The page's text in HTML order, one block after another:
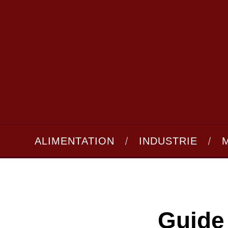
ALIMENTATION INDUSTRIE